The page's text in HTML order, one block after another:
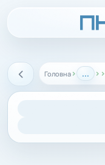
Назад Головна › ... › ›